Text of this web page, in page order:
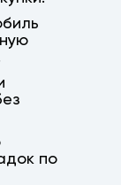
по